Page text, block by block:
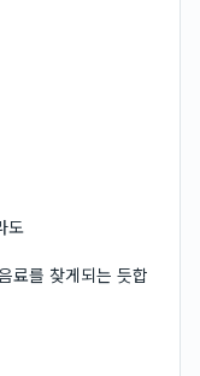
도
료를 찾게되는 듯합